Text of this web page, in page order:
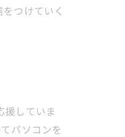
つけていく
援していま
パソコンを